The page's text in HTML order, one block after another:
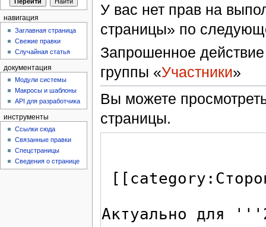
У вас нет прав на
страницы» по
Запрошенное действие
группы «Участники»
Вы можете
страницы.
навигация
Заглавная страница
Свежие правки
Случайная статья
документация
Модули системы
Макросы и шаблоны
API для разработчика
инструменты
Ссылки сюда
Связанные правки
Спецстраницы
Сведения о странице